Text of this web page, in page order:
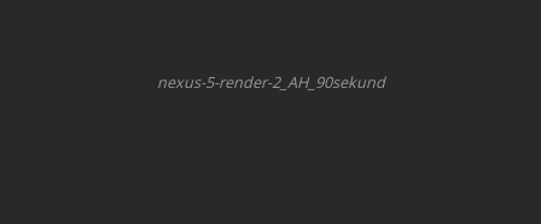
nexus-5-render-2_AH_90sekund